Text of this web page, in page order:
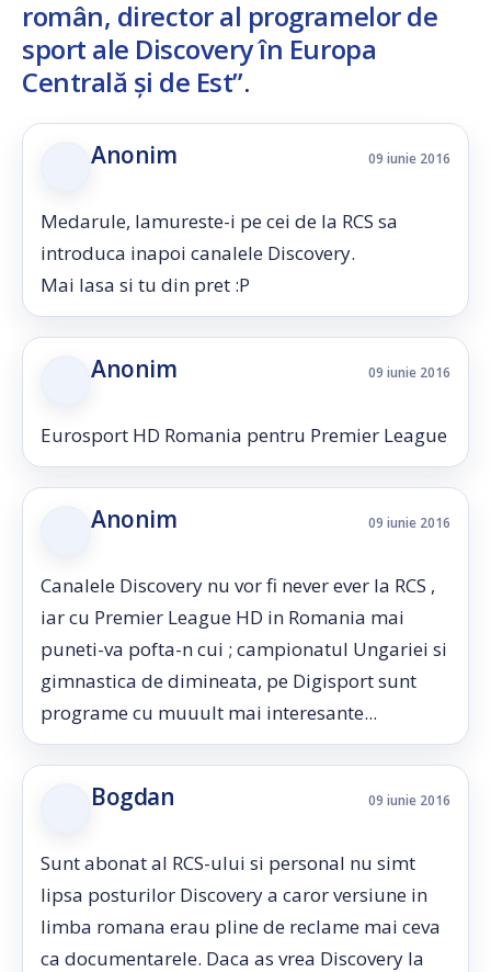
român, director al programelor de
sport ale Discovery în Europa
Centrală și de Est”.
Anonim 09 iunie 2016
Medarule, lamureste-i pe cei de la RCS sa
introduca inapoi canalele Discovery.
Mai lasa si tu din pret :P
Anonim 09 iunie 2016
Eurosport HD Romania pentru Premier League
Anonim 09 iunie 2016
Canalele Discovery nu vor fi never ever la RCS ,
iar cu Premier League HD in Romania mai
puneti-va pofta-n cui ; campionatul Ungariei si
gimnastica de dimineata, pe Digisport sunt
programe cu muuult mai interesante...
Bogdan 09 iunie 2016
Sunt abonat al RCS-ului si personal nu simt
lipsa posturilor Discovery a caror versiune in
limba romana erau pline de reclame mai ceva
ca documentarele. Daca as vrea Discovery la